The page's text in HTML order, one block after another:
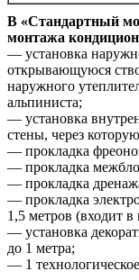
В «Стандартный
монтажа
— установка
открывающуюся
наружного
альпиниста;
— установка
стены, через
— прокладка
— прокладка
— прокладка
— прокладка
1,5 метров (входит
— установка
до 1 метра;
— 1